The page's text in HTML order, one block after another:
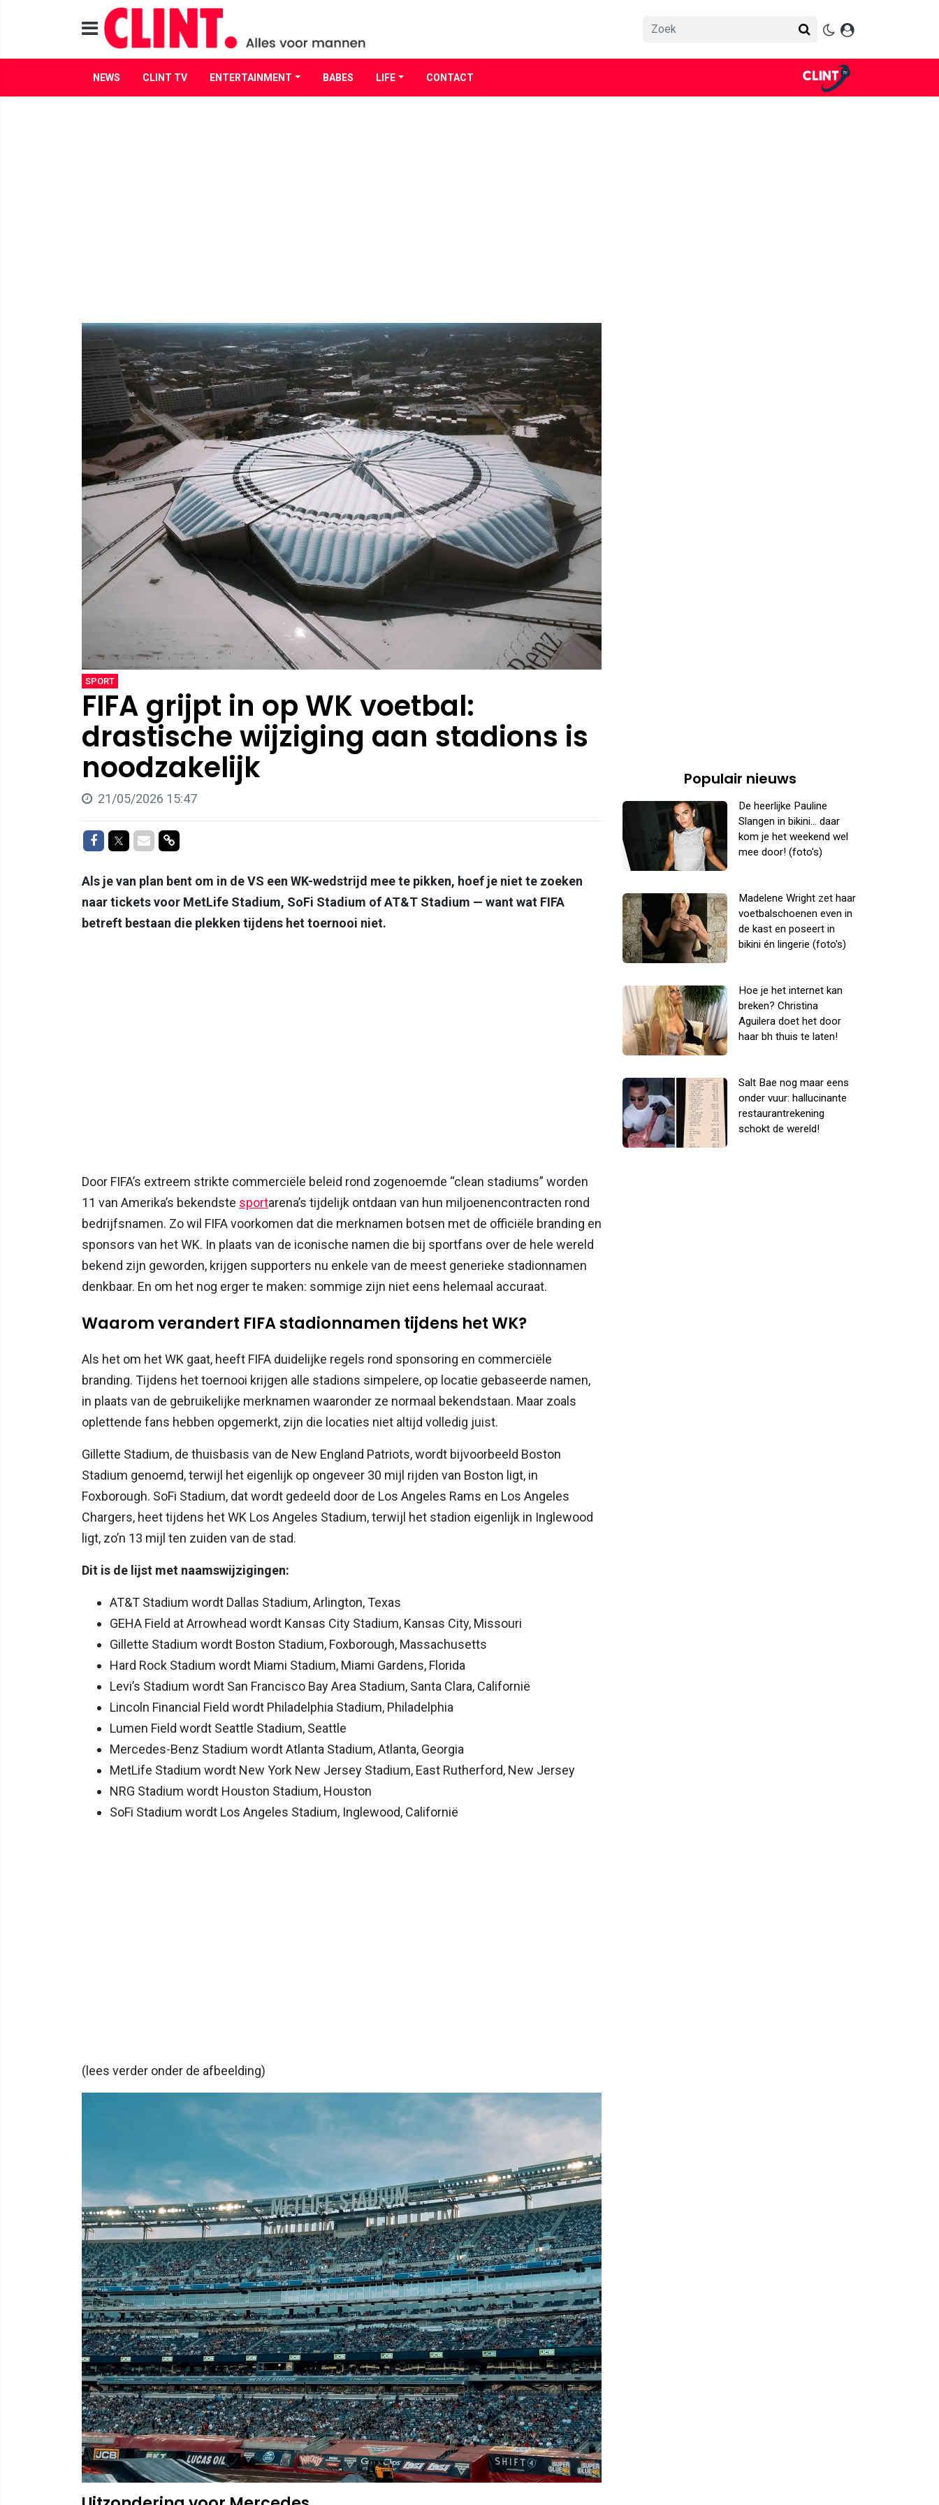
NEWS CLINT TV ENTERTAINMENT BABES LIFE CONTACT
SPORT
FIFA grijpt in op WK voetbal:
drastische wijziging aan stadions is
noodzakelijk
21/05/2026 15:47
Delen op Facebook
Delen op Twitter
Delen via Mail
Delen via link
Als je van plan bent om in de VS een WK-wedstrijd mee te pikken, hoef je niet te zoeken
naar tickets voor MetLife Stadium, SoFi Stadium of AT&T Stadium — want wat FIFA
betreft bestaan die plekken tijdens het toernooi niet.
Door FIFA’s extreem strikte commerciële beleid rond zogenoemde “clean stadiums” worden
11 van Amerika’s bekendste sportarena’s tijdelijk ontdaan van hun miljoenencontracten rond
bedrijfsnamen. Zo wil FIFA voorkomen dat die merknamen botsen met de officiële branding en
sponsors van het WK. In plaats van de iconische namen die bij sportfans over de hele wereld
bekend zijn geworden, krijgen supporters nu enkele van de meest generieke stadionnamen
denkbaar. En om het nog erger te maken: sommige zijn niet eens helemaal accuraat.
Waarom verandert FIFA stadionnamen tijdens het WK?
Als het om het WK gaat, heeft FIFA duidelijke regels rond sponsoring en commerciële
branding. Tijdens het toernooi krijgen alle stadions simpelere, op locatie gebaseerde namen,
in plaats van de gebruikelijke merknamen waaronder ze normaal bekendstaan. Maar zoals
oplettende fans hebben opgemerkt, zijn die locaties niet altijd volledig juist.
Gillette Stadium, de thuisbasis van de New England Patriots, wordt bijvoorbeeld Boston
Stadium genoemd, terwijl het eigenlijk op ongeveer 30 mijl rijden van Boston ligt, in
Foxborough. SoFi Stadium, dat wordt gedeeld door de Los Angeles Rams en Los Angeles
Chargers, heet tijdens het WK Los Angeles Stadium, terwijl het stadion eigenlijk in Inglewood
ligt, zo’n 13 mijl ten zuiden van de stad.
Dit is de lijst met naamswijzigingen:
AT&T Stadium wordt Dallas Stadium, Arlington, Texas
GEHA Field at Arrowhead wordt Kansas City Stadium, Kansas City, Missouri
Gillette Stadium wordt Boston Stadium, Foxborough, Massachusetts
Hard Rock Stadium wordt Miami Stadium, Miami Gardens, Florida
Levi’s Stadium wordt San Francisco Bay Area Stadium, Santa Clara, Californië
Lincoln Financial Field wordt Philadelphia Stadium, Philadelphia
Lumen Field wordt Seattle Stadium, Seattle
Mercedes-Benz Stadium wordt Atlanta Stadium, Atlanta, Georgia
MetLife Stadium wordt New York New Jersey Stadium, East Rutherford, New Jersey
NRG Stadium wordt Houston Stadium, Houston
SoFi Stadium wordt Los Angeles Stadium, Inglewood, Californië
(lees verder onder de afbeelding)
Populair nieuws
De heerlijke Pauline
Slangen in bikini... daar
kom je het weekend wel
mee door! (foto's)
Madelene Wright zet haar
voetbalschoenen even in
de kast en poseert in
bikini én lingerie (foto's)
Hoe je het internet kan
breken? Christina
Aguilera doet het door
haar bh thuis te laten!
Salt Bae nog maar eens
onder vuur: hallucinante
restaurantrekening
schokt de wereld!